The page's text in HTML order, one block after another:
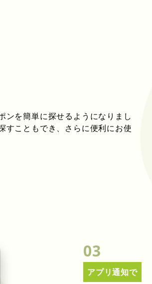
ンを簡単に探せるようになりまし
すこともでき、さらに便利にお使
03
アプリ通知で